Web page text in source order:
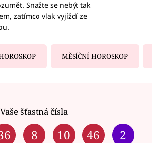
Snažte se nebýt tak
zatímco vlak vyjíždí ze
MĚSÍČNÍ HOROSKOP
Vaše šťastná čísla
8 10 46 2